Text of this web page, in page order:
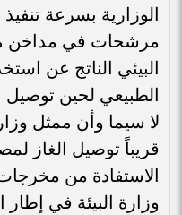
الوزارية بسرعة
مرشحات في مداخن
البيئي الناتج عن
الطبيعي لحين توصيل
لا سيما وأن ممثل
قريباً توصيل الغاز
الاستفادة من
وزارة البيئة في